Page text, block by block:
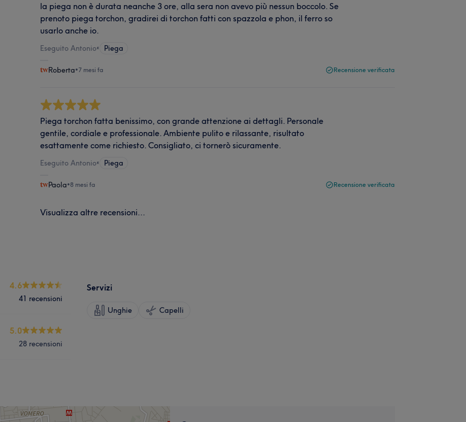
la piega non è durata neanche 3 ore, alla sera non avevo più nessun boccolo. Se
prenoto piega torchon, gradirei di torchon fatti con spazzola e phon, il ferro so
usarlo anche io.
Eseguito Antonio• Piega
Roberta•7 mesi fa Recensione verificata
Piega torchon fatta benissimo, con grande attenzione ai dettagli. Personale
gentile, cordiale e professionale. Ambiente pulito e rilassante, risultato
esattamente come richiesto. Consigliato, ci tornerò sicuramente.
Eseguito Antonio• Piega
Paola•8 mesi fa Recensione verificata
Visualizza altre recensioni...
4.6
41 recensioni
5.0
28 recensioni
Servizi
Unghie Capelli